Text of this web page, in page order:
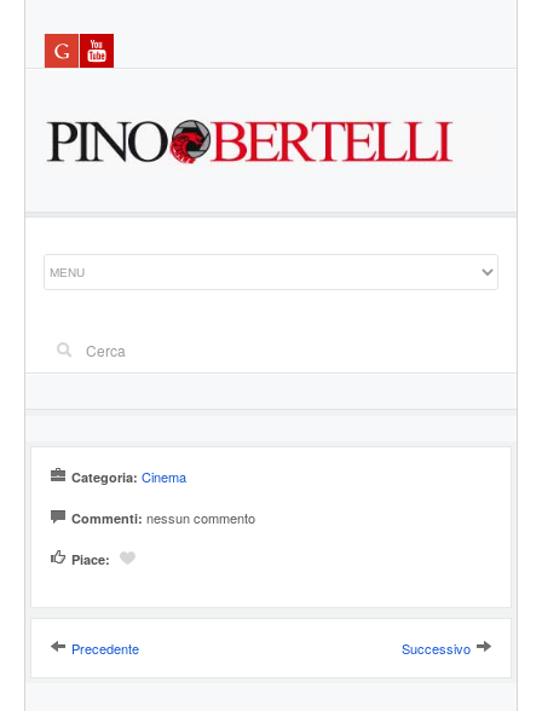
Categoria: Cinema
Commenti: nessun commento
Piace:
Precedente Successivo